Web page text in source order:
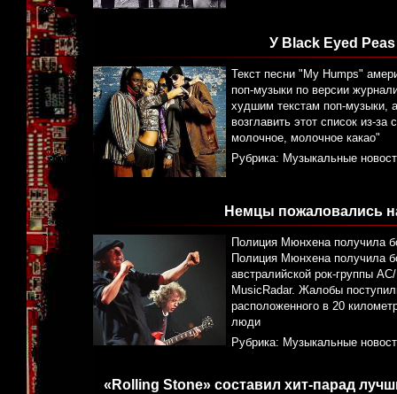
У Black Eyed
Текст песни "My Humps"
поп-музыки по версии
худшим текстам поп-музыки,
возглавить этот список из-
молочное, молочное какао"
Рубрика: Музыкальные
Немцы пожаловались
Полиция Мюнхена получила
Полиция Мюнхена получила
австралийской рок-группы
MusicRadar. Жалобы
расположенного в 20
люди
Рубрика: Музыкальные
«Rolling Stone» составил хит-парад